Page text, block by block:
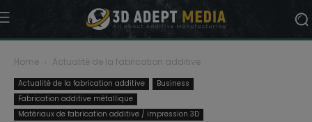
Home Actualité de la fabrication additive
Actualité de la fabrication additive
Business
Fabrication additive métallique
Matériaux de fabrication additive / impression 3D